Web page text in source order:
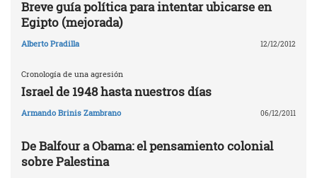
Breve guía política para intentar ubicarse en
Egipto (mejorada)
Alberto Pradilla 12/12/2012
Cronología de una agresión
Israel de 1948 hasta nuestros días
Armando Brinis Zambrano 06/12/2011
De Balfour a Obama: el pensamiento colonial
sobre Palestina